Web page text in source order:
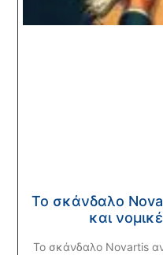
Το σκάνδαλο
και
Το σκάνδαλο Novartis